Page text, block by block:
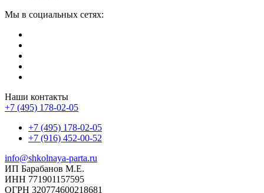
Мы в социальных сетях:
Наши контакты
+7 (495) 178-02-05
+7 (495) 178-02-05
+7 (916) 452-00-52
info@shkolnaya-parta.ru
ИП Барабанов М.Е.
ИНН 771901157595
ОГРН 320774600218681